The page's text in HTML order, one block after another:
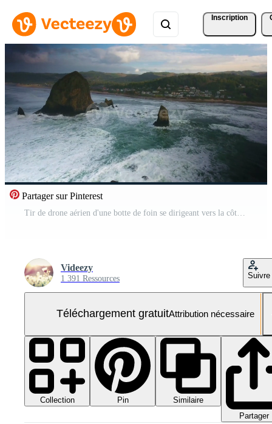
Inscription
Partager sur Pinterest
Videezy
1 391 Ressources Suivre
Téléchargement gratuitAttribution nécessaire
Collection Pin
Similaire
Partager